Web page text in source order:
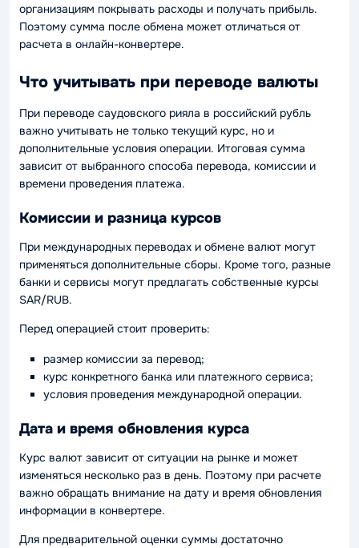
организациям покрывать расходы и получать прибыль.
Поэтому сумма после обмена может отличаться от
расчета в онлайн-конвертере.
Что учитывать при переводе валюты
При переводе саудовского рияла в российский рубль
важно учитывать не только текущий курс, но и
дополнительные условия операции. Итоговая сумма
зависит от выбранного способа перевода, комиссии и
времени проведения платежа.
Комиссии и разница курсов
При международных переводах и обмене валют могут
применяться дополнительные сборы. Кроме того, разные
банки и сервисы могут предлагать собственные курсы
SAR/RUB.
Перед операцией стоит проверить:
размер комиссии за перевод;
курс конкретного банка или платежного сервиса;
условия проведения международной операции.
Дата и время обновления курса
Курс валют зависит от ситуации на рынке и может
изменяться несколько раз в день. Поэтому при расчете
важно обращать внимание на дату и время обновления
информации в конвертере.
Для предварительной оценки суммы достаточно